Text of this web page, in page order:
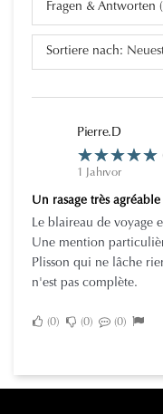
Fragen & Antworten
Sortiere nach:
Pierre.D
1 Jahrvor
Un rasage très
Le blaireau de voyage
Une mention
Plisson qui ne lâche
n'est pas complète.
0 0 0